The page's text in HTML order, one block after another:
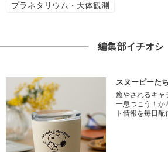
プラネタリウム・天体観測
編集部イチオシ
スヌーピーた
癒やされるキャ
一息つこう！か
ト情報を毎日配